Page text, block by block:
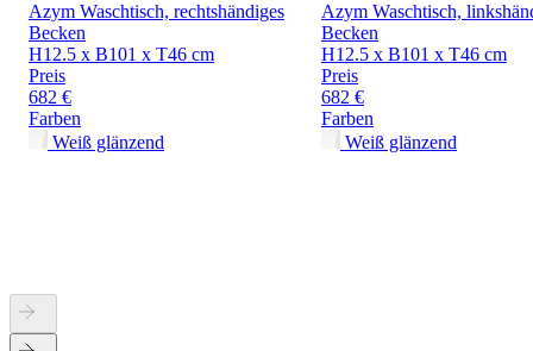
Azym Waschtisch, rechtshändiges
Becken
H12.5 x B101 x T46 cm
Preis
682 €
Farben
Weiß glänzend
Azym Waschtisch,
Becken
H12.5 x B101 x T46 cm
Preis
682 €
Farben
Weiß glänzend